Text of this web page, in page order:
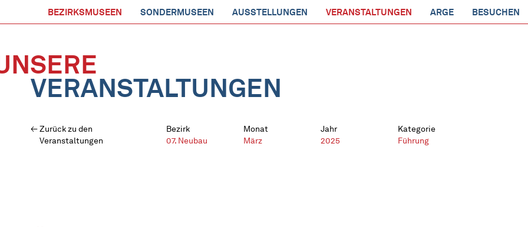
BEZIRKSMUSEEN SONDERMUSEEN AUSSTELLUNGEN VERANSTALTUNGEN ARGE BESUCHEN
VERANSTALTUNGEN
Zurück zu den
Veranstaltungen
Bezirk
07. Neubau
Monat
März
Jahr
2025
Kategorie
Führung